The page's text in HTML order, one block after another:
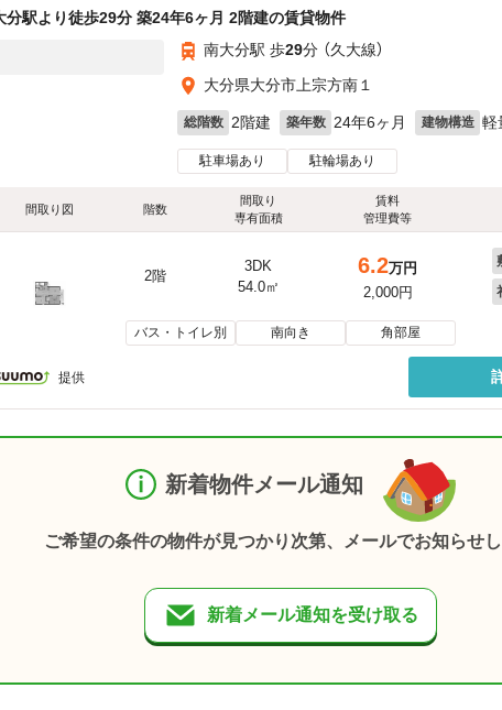
分駅より徒歩29分 築24年6ヶ月 2階建の賃貸物件
南大分駅 歩29分 （久大線）
大分県大分市上宗方南１
総階数 2階建 築年数 24年6ヶ月 建物構造 軽
駐車場あり 駐輪場あり
間取り図 階数
間取り
専有面積
賃料
管理費等
2階
3DK
54.0㎡
6.2万円
2,000円
バス・トイレ別 南向き 角部屋
提供
新着物件メール通知
ご希望の条件の物件が見つかり次第、メールでお知らせ
新着メール通知を受け取る